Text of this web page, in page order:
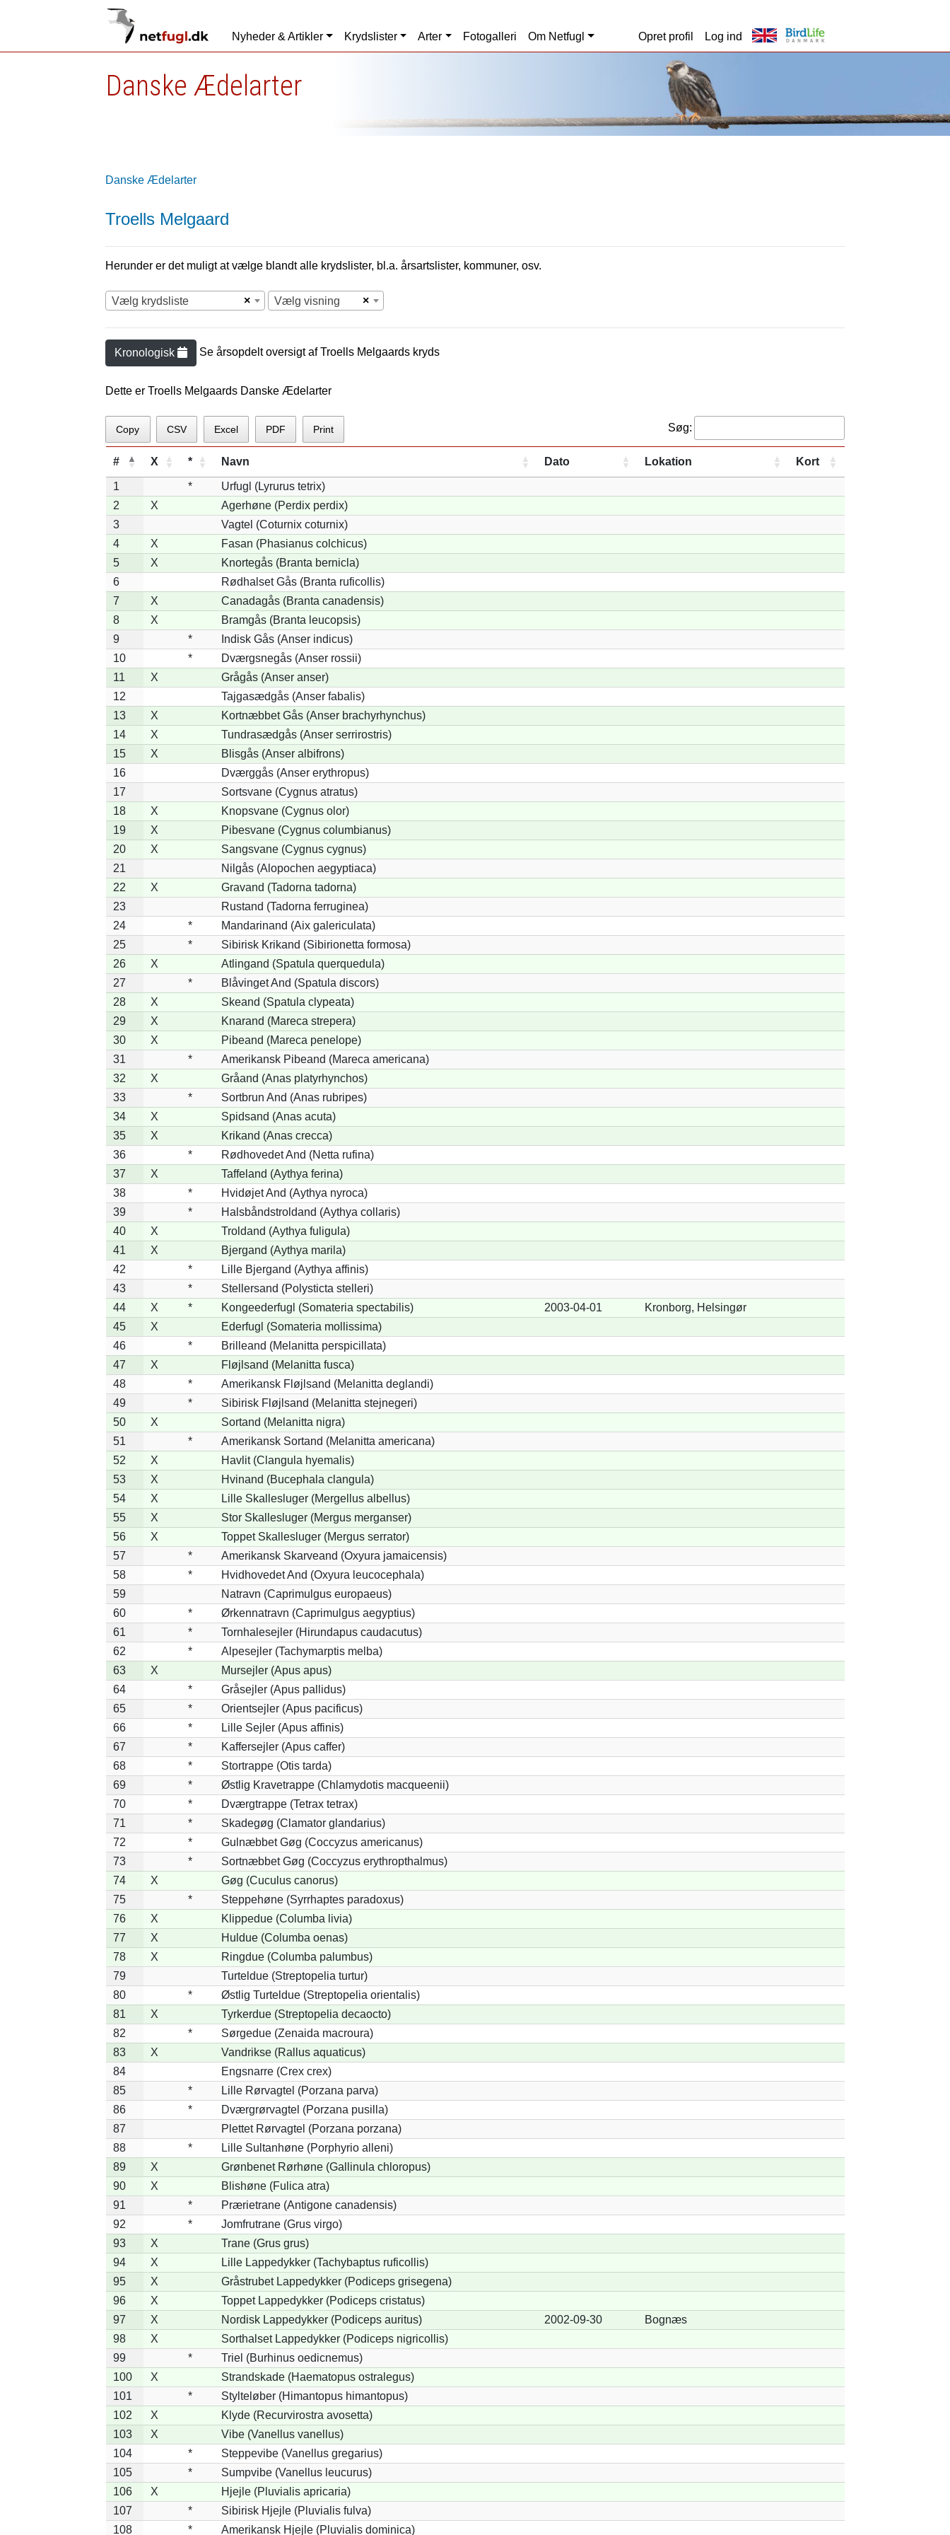
Nyheder & Artikler Krydslister Arter Fotogalleri Om Netfugl Opret profil Log ind
Danske Ædelarter
Danske Ædelarter
Troells Melgaard
Herunder er det muligt at vælge blandt alle krydslister, bl.a. årsartslister, kommuner, osv.
×
Vælg krydsliste ×
Vælg visning
Kronologisk Se årsopdelt oversigt afTroells Melgaards kryds
Dette er Troells Melgaards Danske Ædelarter
Copy CSV Excel PDF Print Søg:
# X * Navn Dato Lokation Kort
1 *
Urfugl (Lyrurus tetrix)
2
X
Agerhøne (Perdix perdix)
3
Vagtel (Coturnix coturnix)
4
X
Fasan (Phasianus colchicus)
5
X
Knortegås (Branta bernicla)
6
Rødhalset Gås (Branta ruficollis)
7
X
Canadagås (Branta canadensis)
8
X
Bramgås (Branta leucopsis)
9
*
Indisk Gås (Anser indicus)
10
*
Dværgsnegås (Anser rossii)
11
X
Grågås (Anser anser)
12
Tajgasædgås (Anser fabalis)
13
X
Kortnæbbet Gås (Anser brachyrhynchus)
14
X
Tundrasædgås (Anser serrirostris)
15
X
Blisgås (Anser albifrons)
16
Dværggås (Anser erythropus)
17
Sortsvane (Cygnus atratus)
18
X
Knopsvane (Cygnus olor)
19
X
Pibesvane (Cygnus columbianus)
20
X
Sangsvane (Cygnus cygnus)
21
Nilgås (Alopochen aegyptiaca)
22
X
Gravand (Tadorna tadorna)
23
Rustand (Tadorna ferruginea)
24
*
Mandarinand (Aix galericulata)
25
*
Sibirisk Krikand (Sibirionetta formosa)
26
X
Atlingand (Spatula querquedula)
27
*
Blåvinget And (Spatula discors)
28
X
Skeand (Spatula clypeata)
29
X
Knarand (Mareca strepera)
30
X
Pibeand (Mareca penelope)
31
*
Amerikansk Pibeand (Mareca americana)
32
X
Gråand (Anas platyrhynchos)
33
*
Sortbrun And (Anas rubripes)
34
X
Spidsand (Anas acuta)
35
X
Krikand (Anas crecca)
36
*
Rødhovedet And (Netta rufina)
37
X
Taffeland (Aythya ferina)
38
*
Hvidøjet And (Aythya nyroca)
39
*
Halsbåndstroldand (Aythya collaris)
40
X
Troldand (Aythya fuligula)
41
X
Bjergand (Aythya marila)
42
*
Lille Bjergand (Aythya affinis)
43
*
Stellersand (Polysticta stelleri)
44
X * Kongeederfugl (Somateria spectabilis) 2003-04-01
Kronborg, Helsingør
45
X
Ederfugl (Somateria mollissima)
46
*
Brilleand (Melanitta perspicillata)
47
X
Fløjlsand (Melanitta fusca)
48
*
Amerikansk Fløjlsand (Melanitta deglandi)
49
*
Sibirisk Fløjlsand (Melanitta stejnegeri)
50
X
Sortand (Melanitta nigra)
51
*
Amerikansk Sortand (Melanitta americana)
52
X
Havlit (Clangula hyemalis)
53
X
Hvinand (Bucephala clangula)
54
X
Lille Skallesluger (Mergellus albellus)
55
X
Stor Skallesluger (Mergus merganser)
56
X
Toppet Skallesluger (Mergus serrator)
57
*
Amerikansk Skarveand (Oxyura jamaicensis)
58
*
Hvidhovedet And (Oxyura leucocephala)
59
Natravn (Caprimulgus europaeus)
60
*
Ørkennatravn (Caprimulgus aegyptius)
61
*
Tornhalesejler (Hirundapus caudacutus)
62
*
Alpesejler (Tachymarptis melba)
63
X
Mursejler (Apus apus)
64
*
Gråsejler (Apus pallidus)
65
*
Orientsejler (Apus pacificus)
66
*
Lille Sejler (Apus affinis)
67
*
Kaffersejler (Apus caffer)
68
*
Stortrappe (Otis tarda)
69
*
Østlig Kravetrappe (Chlamydotis macqueenii)
70
*
Dværgtrappe (Tetrax tetrax)
71
*
Skadegøg (Clamator glandarius)
72
*
Gulnæbbet Gøg (Coccyzus americanus)
73
*
Sortnæbbet Gøg (Coccyzus erythropthalmus)
74
X
Gøg (Cuculus canorus)
75
*
Steppehøne (Syrrhaptes paradoxus)
76
X
Klippedue (Columba livia)
77
X
Huldue (Columba oenas)
78
X
Ringdue (Columba palumbus)
79
Turteldue (Streptopelia turtur)
80
*
Østlig Turteldue (Streptopelia orientalis)
81
X
Tyrkerdue (Streptopelia decaocto)
82
*
Sørgedue (Zenaida macroura)
83
X
Vandrikse (Rallus aquaticus)
84
Engsnarre (Crex crex)
85
*
Lille Rørvagtel (Porzana parva)
86
*
Dværgrørvagtel (Porzana pusilla)
87
Plettet Rørvagtel (Porzana porzana)
88
*
Lille Sultanhøne (Porphyrio alleni)
89
X
Grønbenet Rørhøne (Gallinula chloropus)
90
X
Blishøne (Fulica atra)
91
*
Prærietrane (Antigone canadensis)
92
*
Jomfrutrane (Grus virgo)
93
X
Trane (Grus grus)
94
X
Lille Lappedykker (Tachybaptus ruficollis)
95
X
Gråstrubet Lappedykker (Podiceps grisegena)
96
X
Toppet Lappedykker (Podiceps cristatus)
97
X Nordisk Lappedykker (Podiceps auritus) 2002-09-30
Bognæs
98
X
Sorthalset Lappedykker (Podiceps nigricollis)
99
*
Triel (Burhinus oedicnemus)
100
X
Strandskade (Haematopus ostralegus)
101
*
Stylteløber (Himantopus himantopus)
102
X
Klyde (Recurvirostra avosetta)
103
X
Vibe (Vanellus vanellus)
104
*
Steppevibe (Vanellus gregarius)
105
*
Sumpvibe (Vanellus leucurus)
106
X
Hjejle (Pluvialis apricaria)
107
*
Sibirisk Hjejle (Pluvialis fulva)
108
* Amerikansk Hjejle (Pluvialis dominica)